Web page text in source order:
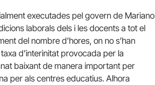
executades pel govern de Mariano
laborals dels i les docents a tot el
del nombre d’hores, on no s’han
d’interinitat provocada per la
baixant de manera important per
per als centres educatius. Alhora